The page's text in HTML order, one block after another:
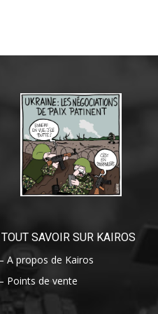
TOUT SAVOIR SUR KAIROS
A propos de Kairos
Points de vente